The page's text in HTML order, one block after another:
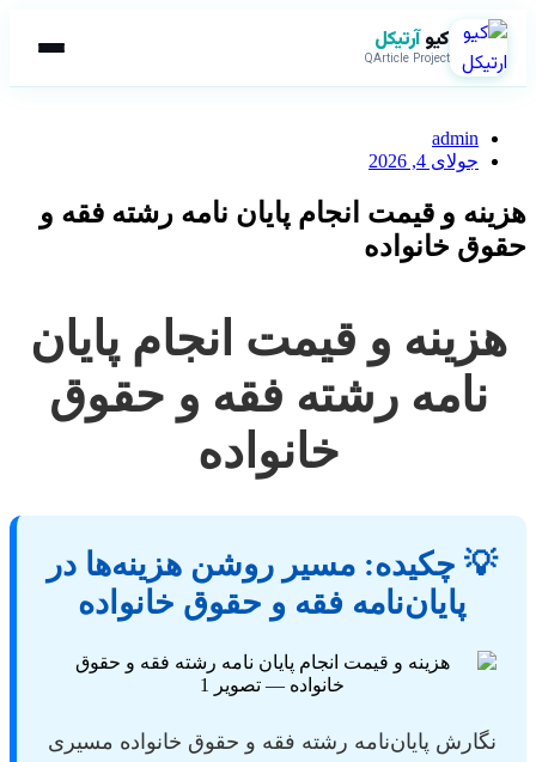
کیوآرتیکل
QArticle Project
admin
جولای 4, 2026
هزینه و قیمت انجام پایان نامه رشته فقه و
حقوق خانواده
هزینه و قیمت انجام پایان
نامه رشته فقه و حقوق
خانواده
💡 چکیده: مسیر روشن هزینه‌ها در
پایان‌نامه فقه و حقوق خانواده
نگارش پایان‌نامه رشته فقه و حقوق خانواده مسیری